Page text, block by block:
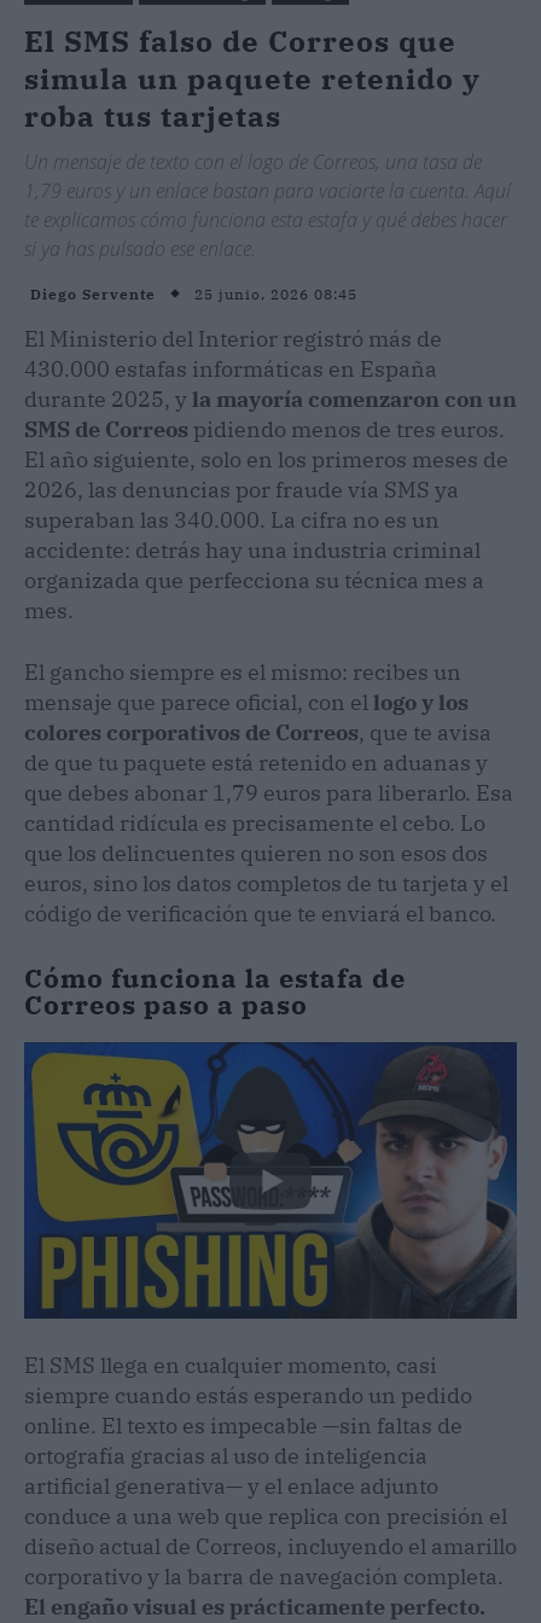
El SMS falso de Correos que
simula un paquete retenido y
roba tus tarjetas
Un mensaje de texto con el logo de Correos, una tasa de
1,79 euros y un enlace bastan para vaciarte la cuenta. Aquí
te explicamos cómo funciona esta estafa y qué debes hacer
si ya has pulsado ese enlace.
Diego Servente 25 junio, 2026 08:45
El Ministerio del Interior registró más de
430.000 estafas informáticas en España
durante 2025, yla mayoría comenzaron con un
SMS de Correos pidiendo menos de tres euros.
El año siguiente, solo en los primeros meses de
2026, las denuncias por fraude vía SMS ya
superaban las 340.000. La cifra no es un
accidente: detrás hay una industria criminal
organizada que perfecciona su técnica mes a
mes.
El gancho siempre es el mismo: recibes un
mensaje que parece oficial, con ellogo y los
colores corporativos de Correos, que te avisa
de que tu paquete está retenido en aduanas y
que debes abonar 1,79 euros para liberarlo. Esa
cantidad ridícula es precisamente el cebo. Lo
que los delincuentes quieren no son esos dos
euros, sino los datos completos de tu tarjeta y el
código de verificación que te enviará el banco.
Cómo funciona la estafa de
Correos paso a paso
El SMS llega en cualquier momento, casi
siempre cuando estás esperando un pedido
online. El texto es impecable —sin faltas de
ortografía gracias al uso de inteligencia
artificial generativa— y el enlace adjunto
conduce a una web que replica con precisión el
diseño actual de Correos, incluyendo el amarillo
corporativo y la barra de navegación completa.
El engaño visual es prácticamente perfecto.